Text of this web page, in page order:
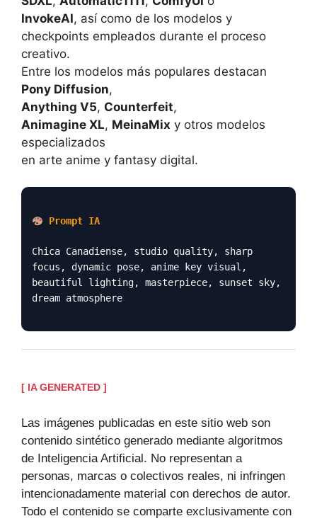
InvokeAI, así como de los modelos y
checkpoints empleados durante el proceso
creativo.
Entre los modelos más populares destacan
Pony Diffusion,
Anything V5, Counterfeit,
Animagine XL, MeinaMix y otros modelos
especializados
en arte anime y fantasy digital.
Prompt IA
Chica Canadiense, studio quality, sharp
focus, dynamic pose, anime key visual,
beautiful lighting, masterpiece, sunset sky,
dream atmosphere
[ IA GENERATED ]
Las imágenes publicadas en este sitio web son
contenido sintético generado mediante algoritmos
de Inteligencia Artificial. No representan a
personas, marcas o colectivos reales, ni infringen
intencionadamente material con derechos de autor.
Todo el contenido se comparte exclusivamente con